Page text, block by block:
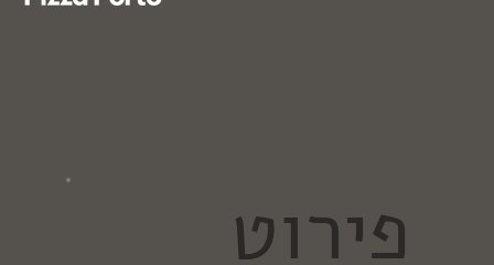
פירוט